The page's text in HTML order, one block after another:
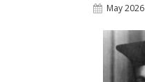
Posted
May 2026